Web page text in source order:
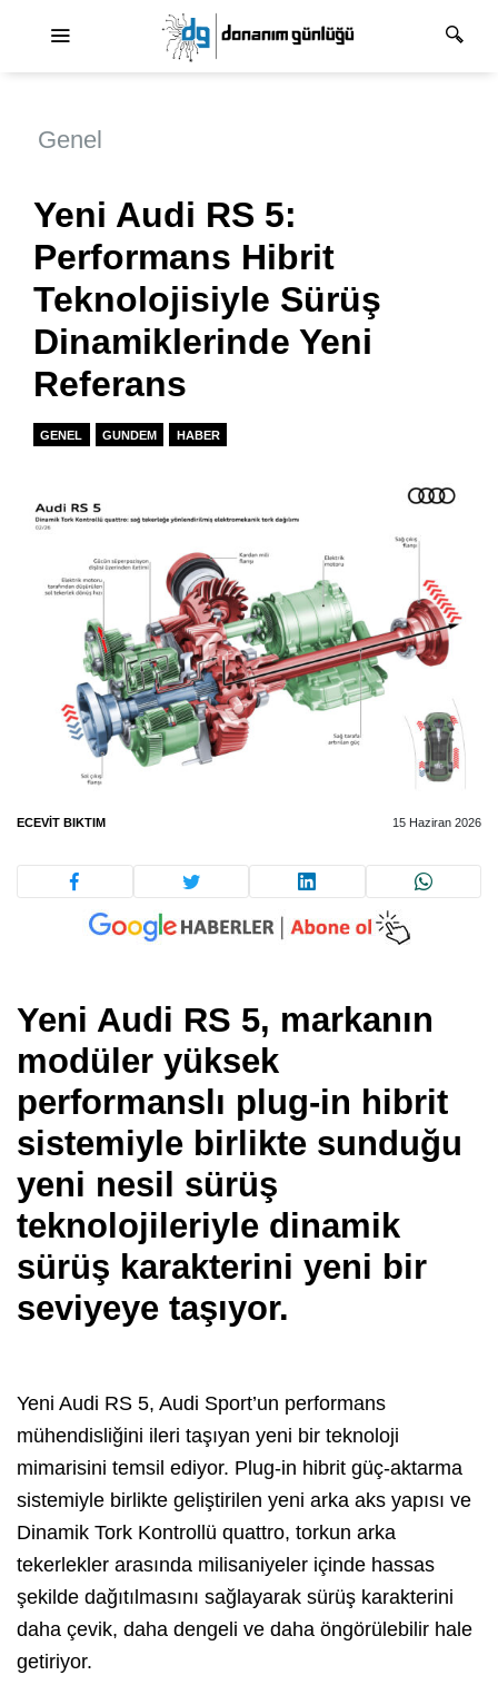
Genel
Yeni Audi RS 5:
Performans Hibrit
Teknolojisiyle Sürüş
Dinamiklerinde Yeni
Referans
GENEL GUNDEM HABER
ECEVIT BIKTIM 15 Haziran 2026
Yeni Audi RS 5, markanın
modüler yüksek
performanslı plug-in hibrit
sistemiyle birlikte sunduğu
yeni nesil sürüş
teknolojileriyle dinamik
sürüş karakterini yeni bir
seviyeye taşıyor.
Yeni Audi RS 5, Audi Sport’un performans
mühendisliğini ileri taşıyan yeni bir teknoloji
mimarisini temsil ediyor. Plug-in hibrit güç-aktarma
sistemiyle birlikte geliştirilen yeni arka aks yapısı ve
Dinamik Tork Kontrollü quattro, torkun arka
tekerlekler arasında milisaniyeler içinde hassas
şekilde dağıtılmasını sağlayarak sürüş karakterini
daha çevik, daha dengeli ve daha öngörülebilir hale
getiriyor.